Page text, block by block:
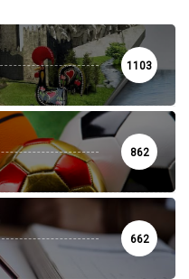
1103
862
662